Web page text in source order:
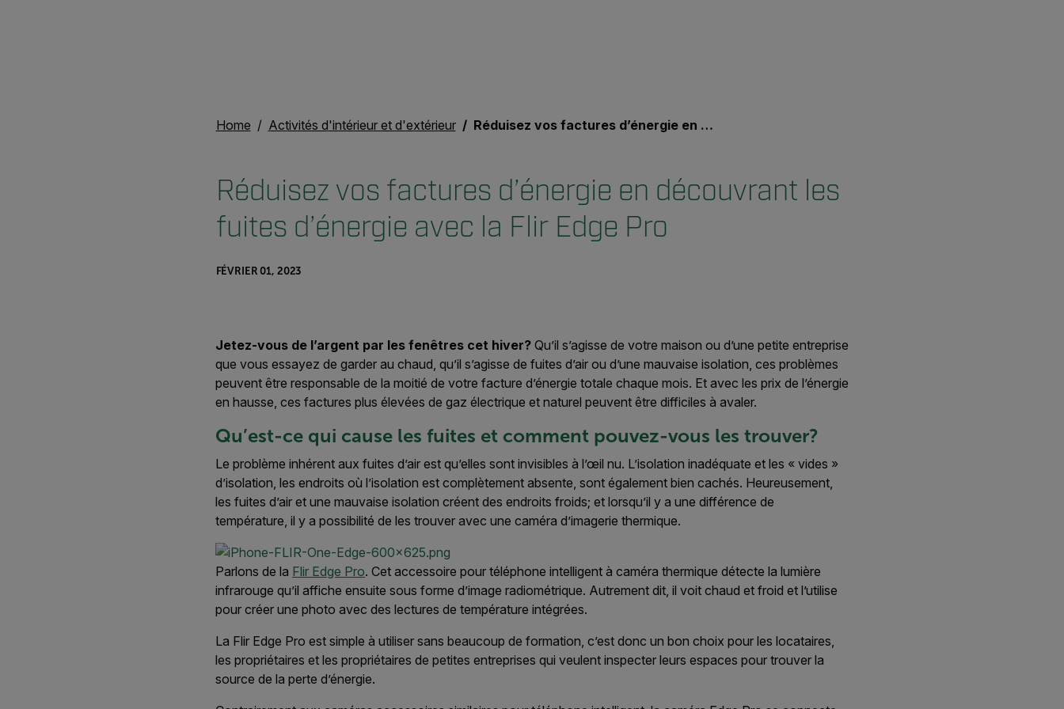
Home Activités d'intérieur et d'extérieur Réduisez vos factures d’énergie en découvrant les fuites d’énergie avec la Flir Edge Pro
Réduisez vos factures d’énergie en découvrant les
fuites d’énergie avec la Flir Edge Pro
FÉVRIER 01, 2023
Jetez-vous de l’argent par les fenêtres cet hiver? Qu’il s’agisse de votre maison ou d’une petite entreprise
que vous essayez de garder au chaud, qu’il s’agisse de fuites d’air ou d’une mauvaise isolation, ces problèmes
peuvent être responsable de la moitié de votre facture d’énergie totale chaque mois. Et avec les prix de l’énergie
en hausse, ces factures plus élevées de gaz électrique et naturel peuvent être difficiles à avaler.
Qu’est-ce qui cause les fuites et comment pouvez-vous les trouver?
Le problème inhérent aux fuites d’air est qu’elles sont invisibles à l’œil nu. L’isolation inadéquate et les « vides »
d’isolation, les endroits où l’isolation est complètement absente, sont également bien cachés. Heureusement,
les fuites d’air et une mauvaise isolation créent des endroits froids; et lorsqu’il y a une différence de
température, il y a possibilité de les trouver avec une caméra d’imagerie thermique.
Parlons de la Flir Edge Pro. Cet accessoire pour téléphone intelligent à caméra thermique détecte la lumière
infrarouge qu’il affiche ensuite sous forme d’image radiométrique. Autrement dit, il voit chaud et froid et l’utilise
pour créer une photo avec des lectures de température intégrées.
La Flir Edge Pro est simple à utiliser sans beaucoup de formation, c’est donc un bon choix pour les locataires,
les propriétaires et les propriétaires de petites entreprises qui veulent inspecter leurs espaces pour trouver la
source de la perte d’énergie.